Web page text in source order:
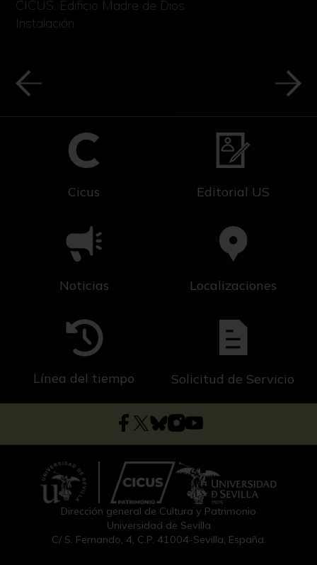
CICUS. Edificio Madre de Dios
Instalación
Cicus Editorial US
Noticias Localizaciones
Línea del tiempo Solicitud de Servicio
Dirección general de Cultura y Patrimonio
Universidad de Sevilla
C/ S. Fernando, 4, C.P. 41004-Sevilla, España.